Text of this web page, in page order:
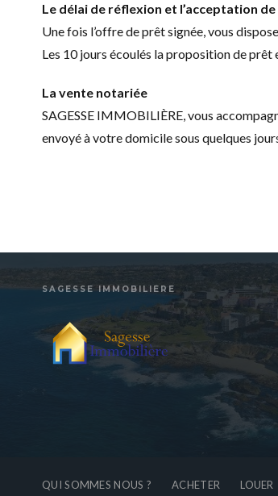
Le délai de réflexion et l’acceptation
Une fois l’offre de prêt signée, vous
Les 10 jours écoulés la proposition de
La vente notariée
SAGESSE IMMOBILIÈRE, vous
envoyé à votre domicile sous quelques
SAGESSE IMMOBILIÈRE
QUI SOMMES NOUS ? ACHETER LOUER